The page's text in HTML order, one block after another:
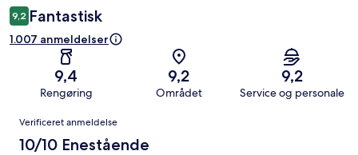
9,2 Fantastisk
1.007 anmeldelser
9,4
Rengøring
9,2
Området
9,2
Service og personale
Anmeldelser
Verificeret anmeldelse
10/10 Enestående